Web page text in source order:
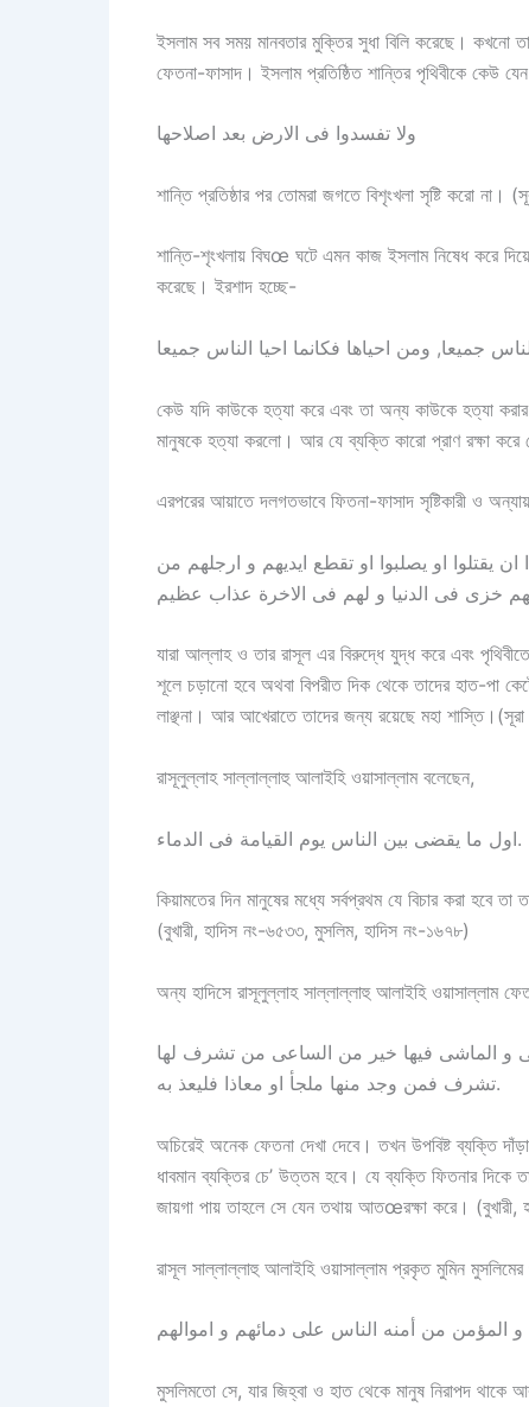
ইসলাম সব সময় মানবতার মুক্তির সুধা বিলি করেছে। কখনো
ফেতনা-ফাসাদ। ইসলাম প্রতিষ্ঠিত শান্তির পৃথিবীকে কেউ
ولا تفسدوا فى الارض بعد اصلاحها
শান্তি প্রতিষ্ঠার পর তোমরা জগতে বিশৃংখলা সৃষ্টি করো না।
শান্তি-শৃংখলায় বিঘœ ঘটে এমন কাজ ইসলাম নিষেধ করে
করেছে। ইরশাদ হচ্ছে-
কেউ যদি কাউকে হত্যা করে এবং তা অন্য কাউকে হত্যা করার
মানুষকে হত্যা করলো। আর যে ব্যক্তি কারো প্রাণ রক্ষা করে
এরপরের আয়াতে দলগতভাবে ফিতনা-ফাসাদ সৃষ্টিকারী ও
يقتلوا او يصلبوا او تقطع ايديهم و ارجلهم من
যারা আল্লাহ ও তার রাসূল এর বিরুদ্ধে যুদ্ধ করে এবং
শূলে চড়ানো হবে অথবা বিপরীত দিক থেকে তাদের হাত-পা
লাঞ্ছনা। আর আখেরাতে তাদের জন্য রয়েছে মহা শাস্তি।(সূরা
রাসূলুল্লাহ সাল্লাল্লাহু আলাইহি ওয়াসাল্লাম বলেছেন,
اول ما يقضى بين الناس يوم القيامة فى الدماء.
কিয়ামতের দিন মানুষের মধ্যে সর্বপ্রথম যে বিচার করা হবে
(বুখারী, হাদিস নং-৬৫৩৩, মুসলিম, হাদিস নং-১৬৭৮)
অন্য হাদিসে রাসূলুল্লাহ সাল্লাল্লাহু আলাইহি ওয়াসাল্লাম
و الماشى فيها خير من الساعى من تشرف لها
تشرف فمن وجد منها ملجأ او معاذا فليعذ به.
অচিরেই অনেক ফেতনা দেখা দেবে। তখন উপবিষ্ট ব্যক্তি
ধাবমান ব্যক্তির চে’ উত্তম হবে। যে ব্যক্তি ফিতনার
জায়গা পায় তাহলে সে যেন তথায় আতœরক্ষা করে। (বুখারী,
রাসূল সাল্লাল্লাহু আলাইহি ওয়াসাল্লাম প্রকৃত মুমিন মুসলিমের
মুসলিমতো সে, যার জিহ্বা ও হাত থেকে মানুষ নিরাপদ